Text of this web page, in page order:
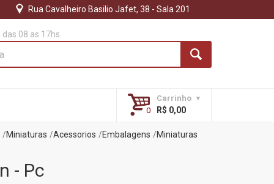
Rua Cavalheiro Basilio Jafet, 38 - Sala 201
08 as 17hs.
Carrinho
R$ 0,00
Miniaturas Acessorios Embalagens Miniaturas
- Pc